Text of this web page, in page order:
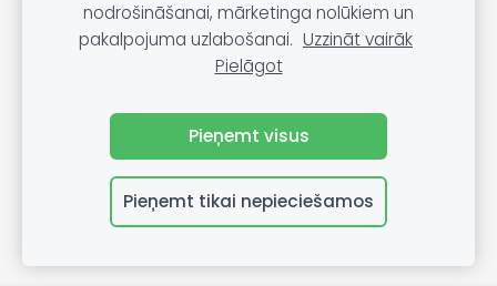
🔒 Drošs SSL savienojums – jūsu dati ir aizsargāti.
nodrošināšanai, mārketinga nolūkiem un
pakalpojuma uzlabošanai. Uzzināt vairāk
Pielāgot
Pieņemt visus
Pieņemt tikai nepieciešamos